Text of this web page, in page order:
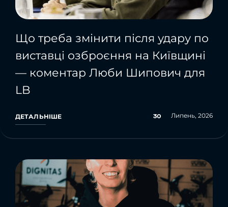
Що треба змінити після удару по
виставці озброєння на Київщині
— коментар Люби Шипович для
LB
ДЕТАЛЬНІШЕ 30 Липень, 2026